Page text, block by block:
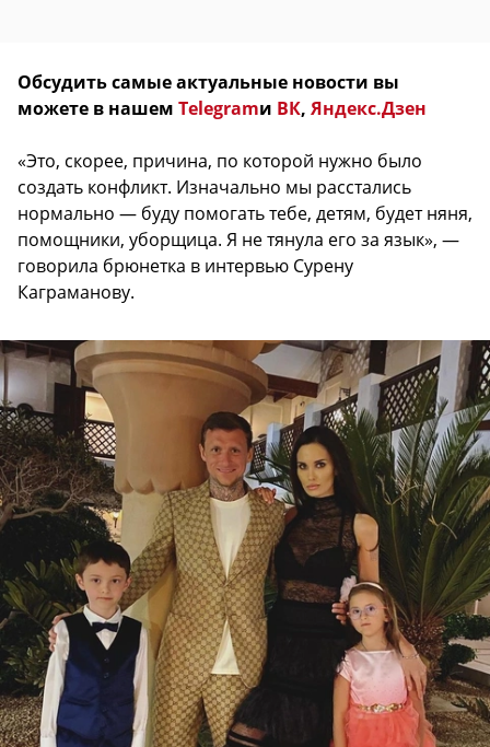
Обсудить самые актуальные новости вы
можете в нашем Telegramи ВК, Яндекс.Дзен
«Это, скорее, причина, по которой нужно было
создать конфликт. Изначально мы расстались
нормально — буду помогать тебе, детям, будет няня,
помощники, уборщица. Я не тянула его за язык», —
говорила брюнетка в интервью Сурену
Каграманову.